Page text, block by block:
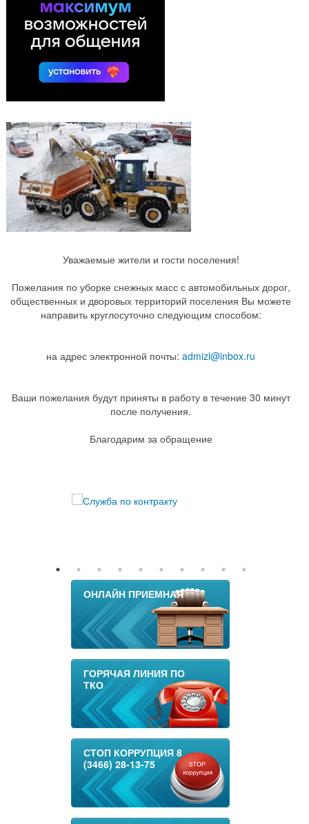
Уважаемые жители и гости поселения!
Пожелания по уборке снежных масс с автомобильных дорог,
общественных и дворовых территорий поселения Вы можете
направить круглосуточно следующим способом:
на адрес электронной почты: admizl@inbox.ru
Ваши пожелания будут приняты в работу в течение 30 минут
после получения.
Благодарим за обращение
ОНЛАЙН ПРИЕМНАЯ
ГОРЯЧАЯ ЛИНИЯ ПО
ТКО
СТОП КОРРУПЦИЯ 8
(3466) 28-13-75